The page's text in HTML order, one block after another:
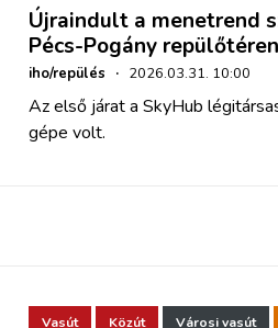
Újraindult a menetrend
Pécs-Pogány repülőtéren
iho/repülés · 2026.03.31. 10:00
Az első járat a SkyHub
gépe volt.
Vasút Közút Városi vasút